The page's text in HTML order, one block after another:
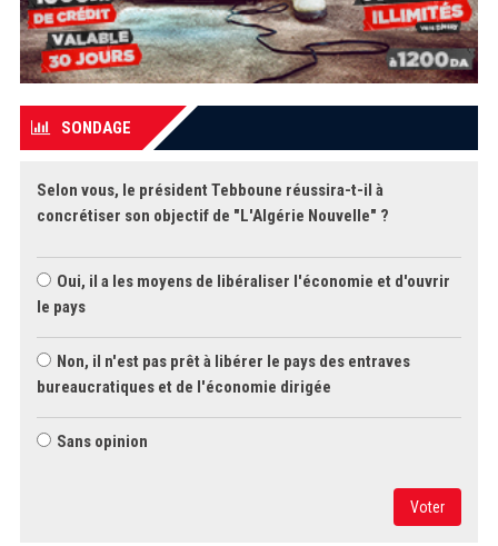
SONDAGE
Selon vous, le président Tebboune réussira-t-il à
concrétiser son objectif de "L'Algérie Nouvelle" ?
Oui, il a les moyens de libéraliser l'économie et d'ouvrir
le pays
Non, il n'est pas prêt à libérer le pays des entraves
bureaucratiques et de l'économie dirigée
Sans opinion
Voter